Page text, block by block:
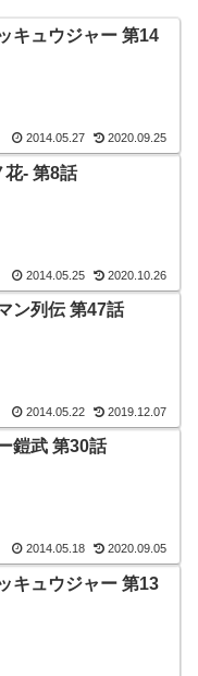
キュウジャー 第14
2014.05.27 2020.09.25
花- 第8話
2014.05.25 2020.10.26
ン列伝 第47話
2014.05.22 2019.12.07
鎧武 第30話
2014.05.18 2020.09.05
キュウジャー 第13